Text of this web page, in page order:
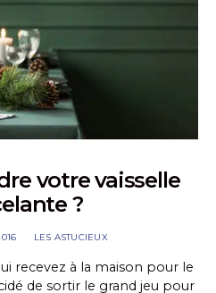
votre vaisselle
?
LES ASTUCIEUX
recevez à la maison pour le
de sortir le grand jeu pour